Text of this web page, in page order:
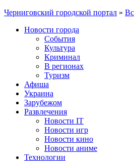
Черниговский городской портал »
Новости города
События
Культура
Криминал
В регионах
Туризм
Афиша
Украина
Зарубежом
Развлечения
Новости IT
Новости игр
Новости кино
Новости аниме
Технологии